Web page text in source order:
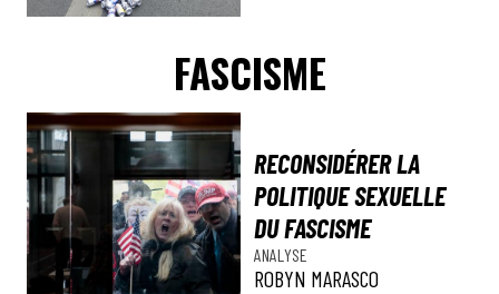
FASCISME
RECONSIDÉRER LA
POLITIQUE SEXUELLE
DU FASCISME
ANALYSE
ROBYN MARASCO